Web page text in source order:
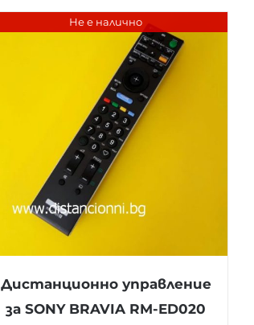
Не е налично
Дистанционно управление
за SONY BRAVIA RM-ED020